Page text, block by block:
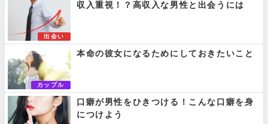
出会い
収入重視！？高収入な男性と出会うには
カップル
本命の彼女になるためにしておきたいこと
口癖が男性をひきつける！こんな口癖を身
につけよう